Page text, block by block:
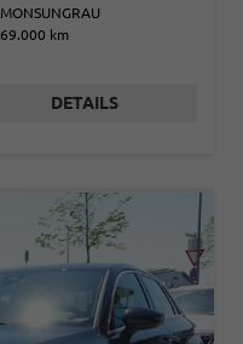
MONSUNGRAU
69.000 km
DETAILS